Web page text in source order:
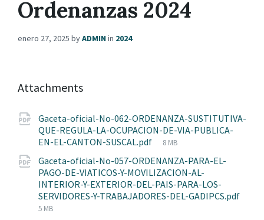
Ordenanzas 2024
enero 27, 2025 byADMIN in 2024
Attachments
Gaceta-oficial-No-062-ORDENANZA-SUSTITUTIVA-
QUE-REGULA-LA-OCUPACION-DE-VIA-PUBLICA-
EN-EL-CANTON-SUSCAL.pdf
File
8 MB
Gaceta-oficial-No-057-ORDENANZA-PARA-EL-
PAGO-DE-VIATICOS-Y-MOVILIZACION-AL-
INTERIOR-Y-EXTERIOR-DEL-PAIS-PARA-LOS-
SERVIDORES-Y-TRABAJADORES-DEL-GADIPCS.pdf
File
5 MB